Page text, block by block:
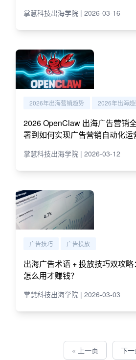
掌慧科技出海学院 | 2026-03-16
2026年出海营销趋势 2026年出海
2026 OpenClaw 出海广告营销
署到如何实现广告营销自动化运
掌慧科技出海学院 | 2026-03-12
广告技巧 广告投放
出海广告术语 + 投放技巧双攻
怎么用才赚钱？
掌慧科技出海学院 | 2026-03-03
« 上一页 下